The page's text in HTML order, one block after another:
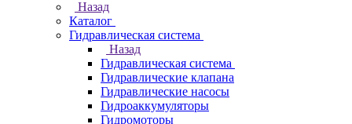
Назад
Каталог
Гидравлическая система
Назад
Гидравлическая система
Гидравлические клапана
Гидравлические насосы
Гидроаккумуляторы
Гидромоторы